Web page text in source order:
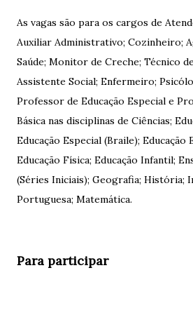
As vagas são para os cargos de
Auxiliar Administrativo; Cozinheiro;
Saúde; Monitor de Creche; Técnico
Assistente Social; Enfermeiro;
Professor de Educação Especial e
Básica nas disciplinas de Ciências;
Educação Especial (Braile); Educação
Educação Física; Educação Infantil;
(Séries Iniciais); Geografia; História;
Portuguesa; Matemática.
Para participar